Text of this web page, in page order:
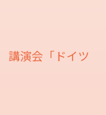
講演会「ドイツ